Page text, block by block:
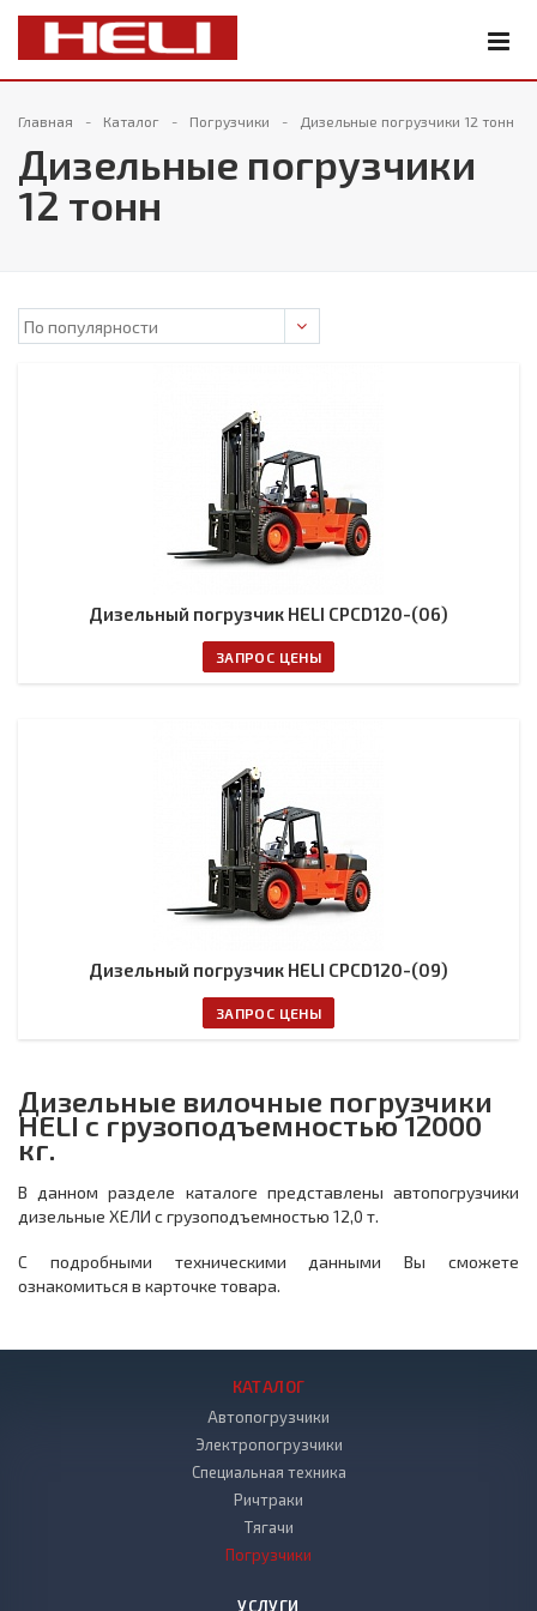
Главная Каталог Погрузчики Дизельные погрузчики 12 тонн
Дизельные погрузчики
12 тонн
Дизельный погрузчик HELI CPCD120-(06)
ЗАПРОС ЦЕНЫ
Дизельный погрузчик HELI CPCD120-(09)
ЗАПРОС ЦЕНЫ
Дизельные вилочные погрузчики
HELI с грузоподъемностью 12000
кг.
В данном разделе каталоге представлены автопогрузчики
дизельные ХЕЛИ с грузоподъемностью 12,0 т.
С подробными техническими данными Вы сможете
ознакомиться в карточке товара.
КАТАЛОГ
Автопогрузчики
Электропогрузчики
Специальная техника
Ричтраки
Тягачи
Погрузчики
УСЛУГИ